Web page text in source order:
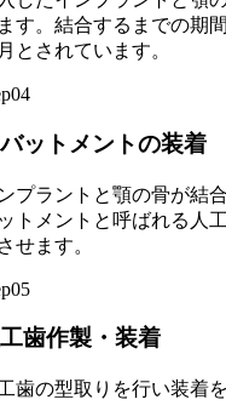
す。結合するまでの期
とされています。
ットメントの装着
プラントと顎の骨が結
トメントと呼ばれる人
せます。
歯作製・装着
歯の型取りを行い装着